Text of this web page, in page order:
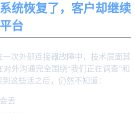
统恢复了，客户却继续
台
一次外部连接器故障中，技术层面其
外沟通完全围绕“我们正在调查”和
这些话之后，仍然不知道：
丢